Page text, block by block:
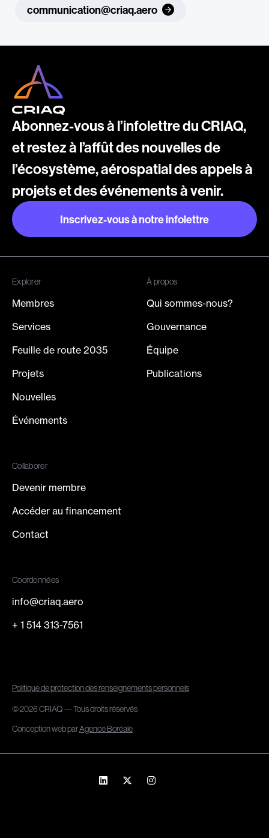
communication@criaq.aero
Abonnez-vous à l’infolettre du CRIAQ,
et restez à l’affût des nouvelles de
l’écosystème, aérospatial des appels à
projets et des événements à venir.
Inscrivez-vous à notre infolettre
Inscrivez-vous à notre infolettre
Explorer
Membres
Services
Feuille de route 2035
Projets
Nouvelles
Événements
À propos
Qui sommes-nous?
Gouvernance
Équipe
Publications
Collaborer
Devenir membre
Accéder au financement
Contact
Coordonnées
info@criaq.aero
+ 1 514 313-7561
Politique de protection des renseignements personnels
© 2026 CRIAQ — Tous droits réservés
Conception web parAgence Boréale